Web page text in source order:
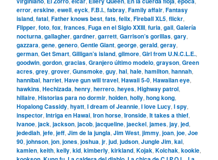
error,erskine,ewell,eyck,F.B.I.,fabray,Family affair,Fantasy
island,fatal,Father knows best,fats,felix,Fireball XL5,flickr,
Flipper,foto,fox,frances,Fuga en el Siglo XXIII,furia,gail,Galería
nocturna,gallagher,gardner,garrett,Garrison’s gorillas,gary,
gazzara,gene,genero,Gentle Giant,george,gerald,geray,
german,Get Smart,Gilligan’s island,gilmore,Girl from U.N.C.L.E.,
goodwin,gordon,gracias,Granjero último modelo,grayson,Green
acres,grey,grover,Gunsmoke,guy,hal,hale,hamilton,hannah,
hannibal,harriet,Have gun will travel,Hawaii 5-0,Hawaiian eye,
hawkins,Hechizada,henry,herrero,heyes,Highway patrol,
hillaire,Historias para no dormir,holden,holly,hong kong,
Hopalong Cassidy,hyatt,I dream of Jeannie,I love Lucy,I spy,
inspector,Intriga en Hawai,Iron horse,Ironside,It takes a thief,
Ivanoe,jack,jackson,jacob,jacqueline,jaeckel,james,jay,jed,
jedediah,jefe,jeff,Jim de la jungla,Jim West,jimmy,joan,joe,Joe
90,johnson,jon,jones,joshua,jr,jud,judson,Jungle Jim,kai,
kamien,keith,kelly,kid,kimberly,kirkland,Kojak,Kolchak,kookie,